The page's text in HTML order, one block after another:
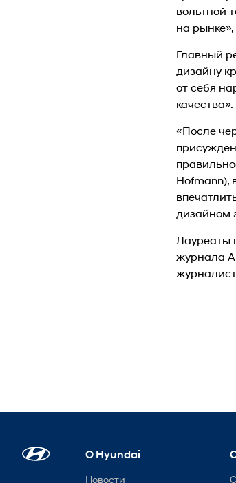
вольтной
на
Главный
дизайну
от себя
качества».
«После
Hofmann),
дизайном
Лауреаты
журнала
О Hyundai
Новости